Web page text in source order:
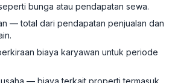
bunga atau pendapatan sewa.
— total dari pendapatan penjualan dan
biaya karyawan untuk periode
— biaya terkait properti termasuk